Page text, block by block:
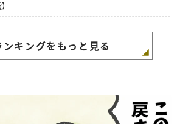
ンキングをもっと見る